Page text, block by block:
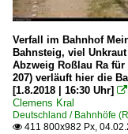
Verfall im Bahnhof
Bahnsteig, viel
Abzweig Roßlau Ra
207) verläuft hier die
[1.8.2018 | 16:30 Uhr] 
Clemens Kral
Deutschland / Bahnhöfe
 411 800x982 Px,